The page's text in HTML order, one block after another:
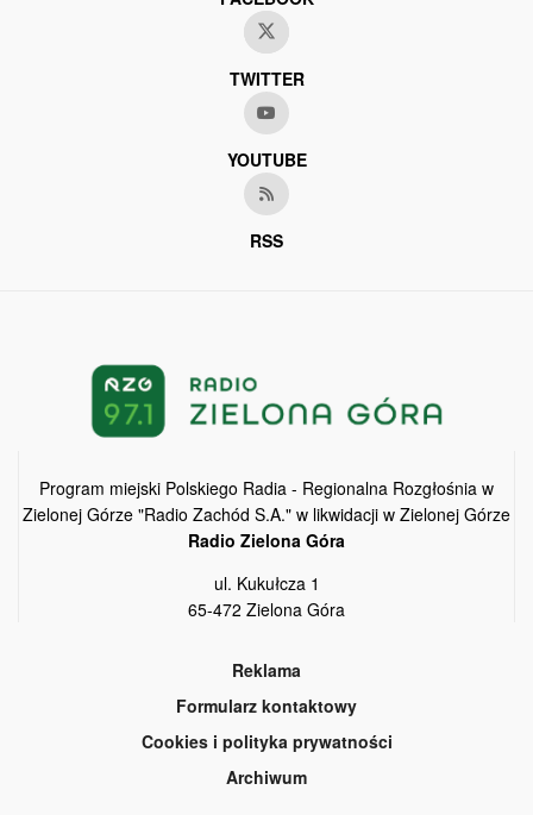
TWITTER
YOUTUBE
RSS
Program miejski Polskiego Radia - Regionalna Rozgłośnia w
Zielonej Górze "Radio Zachód S.A." w likwidacji w Zielonej Górze
Radio Zielona Góra
ul. Kukułcza 1
65-472 Zielona Góra
Reklama
Formularz kontaktowy
Cookies i polityka prywatności
Archiwum